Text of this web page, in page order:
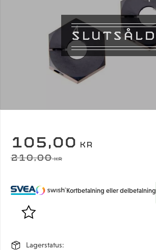
SLUTSÅLD
NEDSATT PRIS:
105,00 KR
ORDINARIE PRIS:
210,00KR
Lägg till i favoriter
Kortbetalning eller delbetalning
Lagerstatus